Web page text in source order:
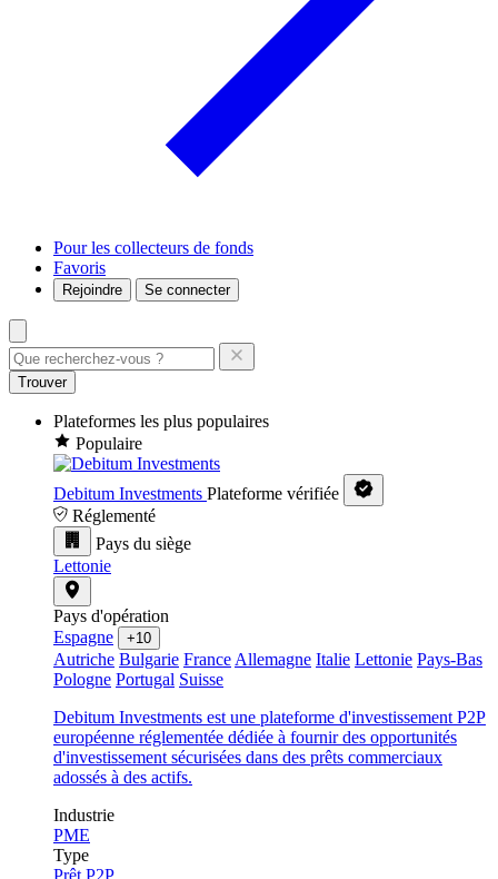
Pour les collecteurs de fonds
Favoris
Rejoindre Se connecter
Trouver
Plateformes les plus populaires
Populaire
Debitum Investments Plateforme vérifiée
Réglementé
Pays du siège
Lettonie
Pays d'opération
Espagne
+10
Autriche Bulgarie France Allemagne Italie Lettonie Pays-Bas
Pologne Portugal Suisse
Debitum Investments est une plateforme d'investissement P2P
européenne réglementée dédiée à fournir des opportunités
d'investissement sécurisées dans des prêts commerciaux
adossés à des actifs.
Industrie
PME
Type
Prêt P2P